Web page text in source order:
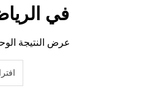
في
عرض النتيجة